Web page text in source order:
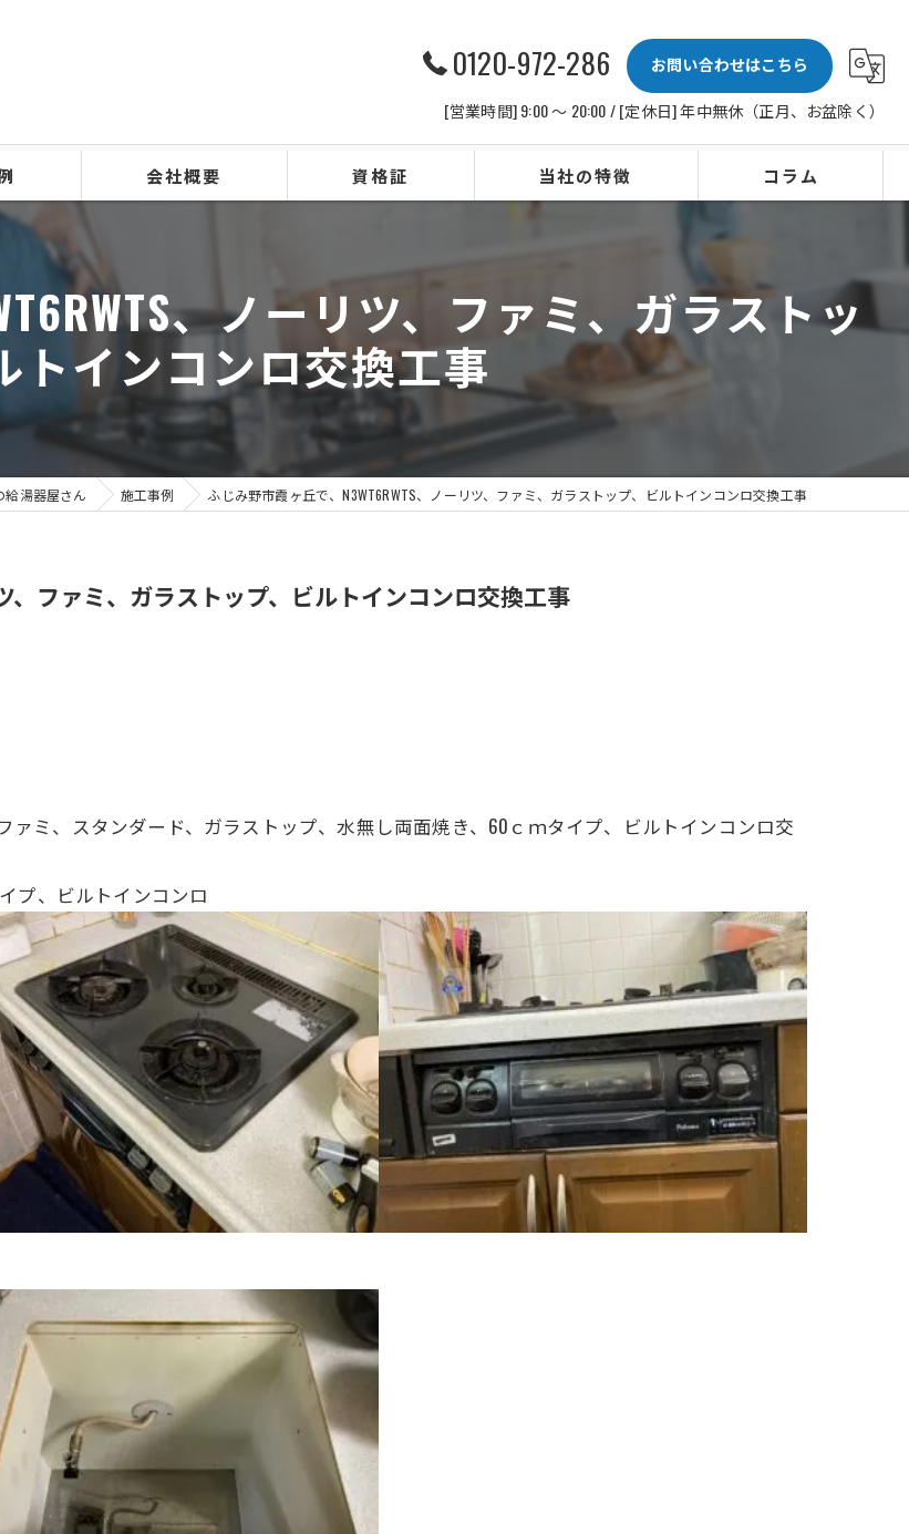
0120-972-286
お問い合わせはこちら
[営業時間] 9:00 〜 20:00 / [定休日] 年中無休（正月、お盆除く）
会社概要 資格証 当社の特徴
レンジフード
IHクッキングヒーター
ビルトイン食洗機
浴室換気扇
コラム
、ノーリツ、ファミ、ガラストッ
トインコンロ交換工事
給湯器屋さん 施工事例 ふじみ野市霞ヶ丘で、N3WT6RWTS、ノーリツ、ファミ、ガラストップ、ビルトインコンロ交換工事
、ファミ、ガラストップ、ビルトインコンロ交換工事
ァミ、スタンダード、 ガラストップ、水無し両面焼き、 60ｃｍタイプ、ビルトインコンロ交
プ、ビルトインコンロ